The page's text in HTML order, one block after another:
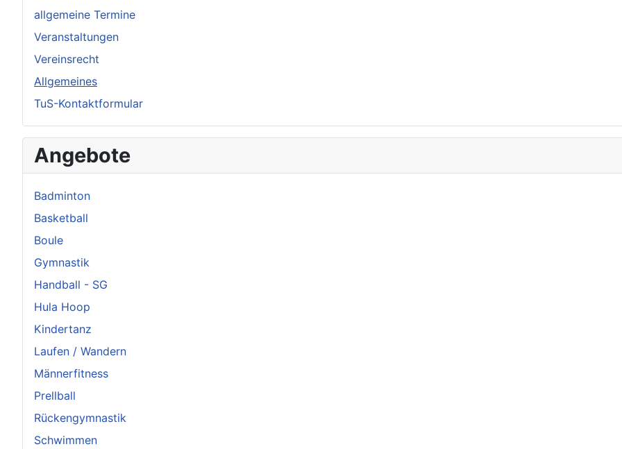
allgemeine Termine
Veranstaltungen
Vereinsrecht
Allgemeines
TuS-Kontaktformular
Angebote
Badminton
Basketball
Boule
Gymnastik
Handball - SG
Hula Hoop
Kindertanz
Laufen / Wandern
Männerfitness
Prellball
Rückengymnastik
Schwimmen